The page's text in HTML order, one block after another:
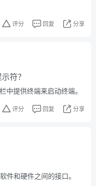
评分 回复 分享
符？
中提供终端来启动终端。
评分 回复 分享
件和硬件之间的接口。